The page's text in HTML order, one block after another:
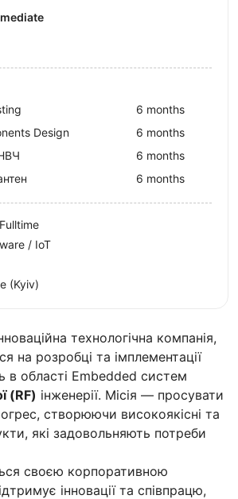
технологічна компанія,
на розробці та імплементації
в області Embedded систем
(RF) інженерії. Місія — просувати
створюючи високоякісні та
які задовольняють потреби
своєю корпоративною
інновації та співпрацю,
6 months
Design
6 months
6 months
6 months
/ IoT
(Kyiv)